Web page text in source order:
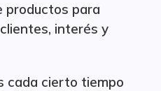
productos para
interés y
cada cierto tiempo